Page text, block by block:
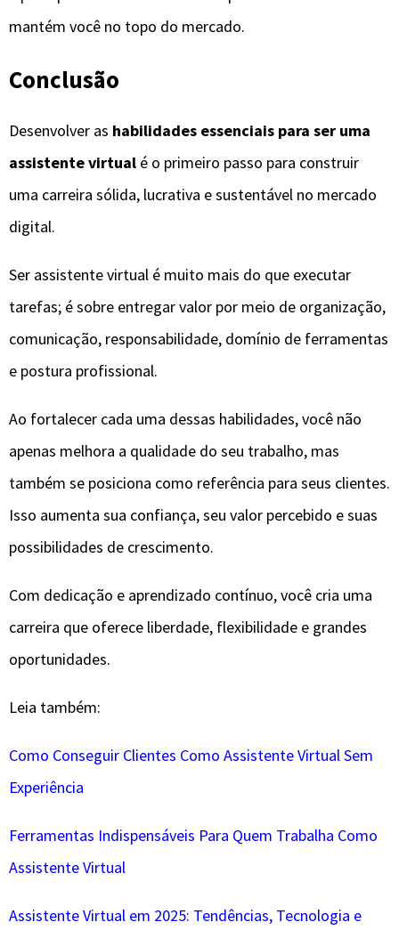
mantém você no topo do mercado.
Conclusão
Desenvolver as habilidades essenciais para ser uma
assistente virtual é o primeiro passo para construir
uma carreira sólida, lucrativa e sustentável no mercado
digital.
Ser assistente virtual é muito mais do que executar
tarefas; é sobre entregar valor por meio de organização,
comunicação, responsabilidade, domínio de ferramentas
e postura profissional.
Ao fortalecer cada uma dessas habilidades, você não
apenas melhora a qualidade do seu trabalho, mas
também se posiciona como referência para seus clientes.
Isso aumenta sua confiança, seu valor percebido e suas
possibilidades de crescimento.
Com dedicação e aprendizado contínuo, você cria uma
carreira que oferece liberdade, flexibilidade e grandes
oportunidades.
Leia também:
Como Conseguir Clientes Como Assistente Virtual Sem
Experiência
Ferramentas Indispensáveis Para Quem Trabalha Como
Assistente Virtual
Assistente Virtual em 2025: Tendências, Tecnologia e